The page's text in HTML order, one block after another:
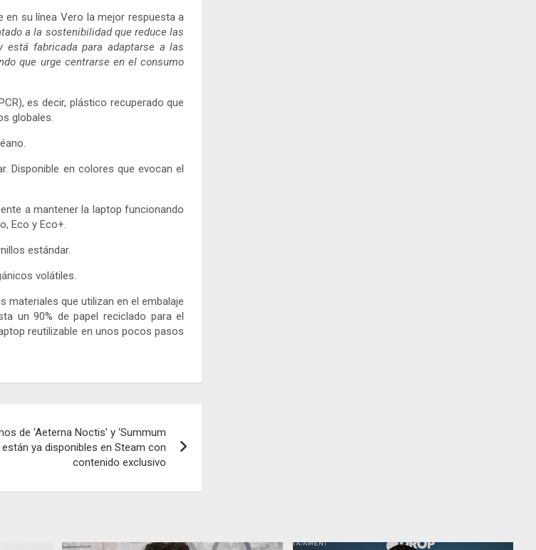
en su línea Vero la mejor respuesta a
a la sostenibilidad que reduce las
está fabricada para adaptarse a las
que urge centrarse en el consumo
es decir, plástico recuperado que
globales.
Disponible en colores que evocan el
a mantener la laptop funcionando
Eco y Eco+.
estándar.
volátiles.
materiales que utilizan en el embalaje
un 90% de papel reciclado para el
reutilizable en unos pocos pasos
de ‘Aeterna Noctis’ y ‘Summum
están ya disponibles en Steam con
contenido exclusivo